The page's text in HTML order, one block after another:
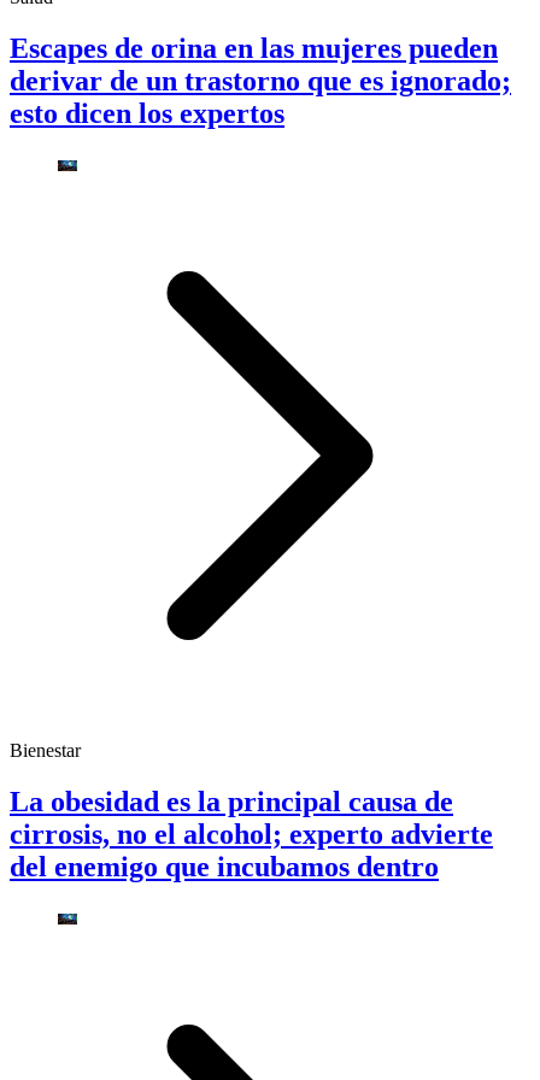
Escapes de orina en las mujeres pueden
derivar de un trastorno que es ignorado;
esto dicen los expertos
Bienestar
La obesidad es la principal causa de
cirrosis, no el alcohol; experto advierte
del enemigo que incubamos dentro